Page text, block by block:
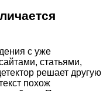
с уже
статьями,
решает другую
похож